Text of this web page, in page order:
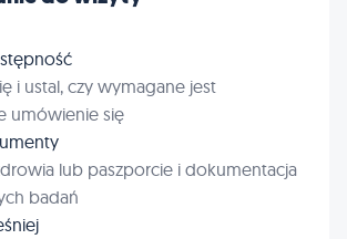
i ustal, czy wymagane jest
umówienie się
lub paszporcie i dokumentacja
badań